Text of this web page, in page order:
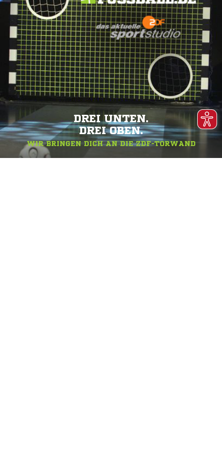
DREI UNTEN.
DREI OBEN.
WIR BRINGEN DICH AN DIE ZDF-TORWAND